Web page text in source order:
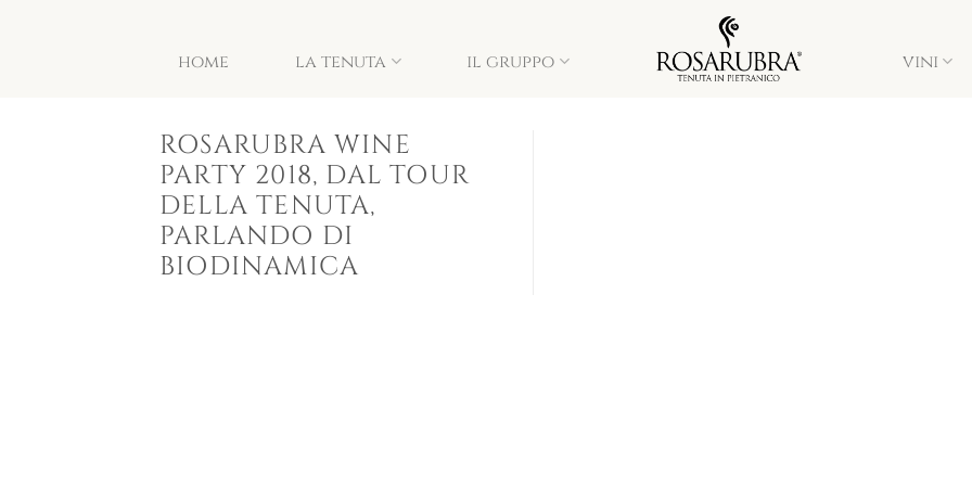
home la tenuta il gruppo vini
ROSARUBRA WINE
PARTY 2018, DAL TOUR
DELLA TENUTA,
PARLANDO DI
BIODINAMICA